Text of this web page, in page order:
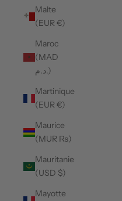
Malte
(EUR €)
Maroc
(MAD
د.م.)
Martinique
(EUR €)
Maurice
(MUR ₨)
Mauritanie
(USD $)
Mayotte